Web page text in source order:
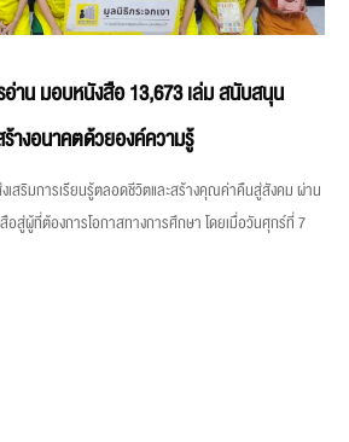
าน มอบหนังสือ 13,673 เล่ม สนับสนุน
ร้างอนาคตด้วยองค์ความรู้
สริมการเรียนรู้ตลอดชีวิตและสร้างคุณค่าคืนสู่สังคม ผ่าน
สู่ผู้ที่ต้องการโอกาสทางการศึกษา โดยเมื่อวันศุกร์ที่ 7